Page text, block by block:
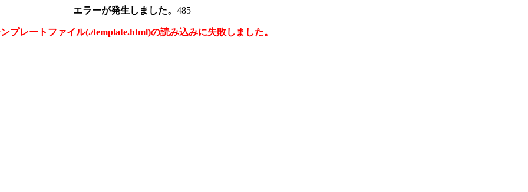
エラーが発生しました。 485
プレートファイル(./template.html)の読み込みに失敗しました。